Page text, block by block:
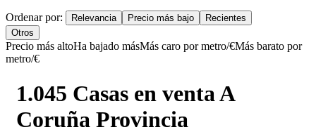
Ordenar por: Relevancia Precio más bajo
Recientes
Otros
Precio más altoHa bajado másMás caro por metro/€Más barato por
metro/€
1.045 Casas en venta A
Coruña Provincia